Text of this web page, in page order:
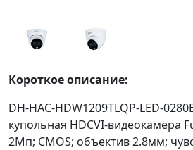
Короткое описание:
DH-HAC-HDW1209TLQP-LED-
купольная HDCVI-видеокамера
2Mп; CMOS; объектив 2.8мм;